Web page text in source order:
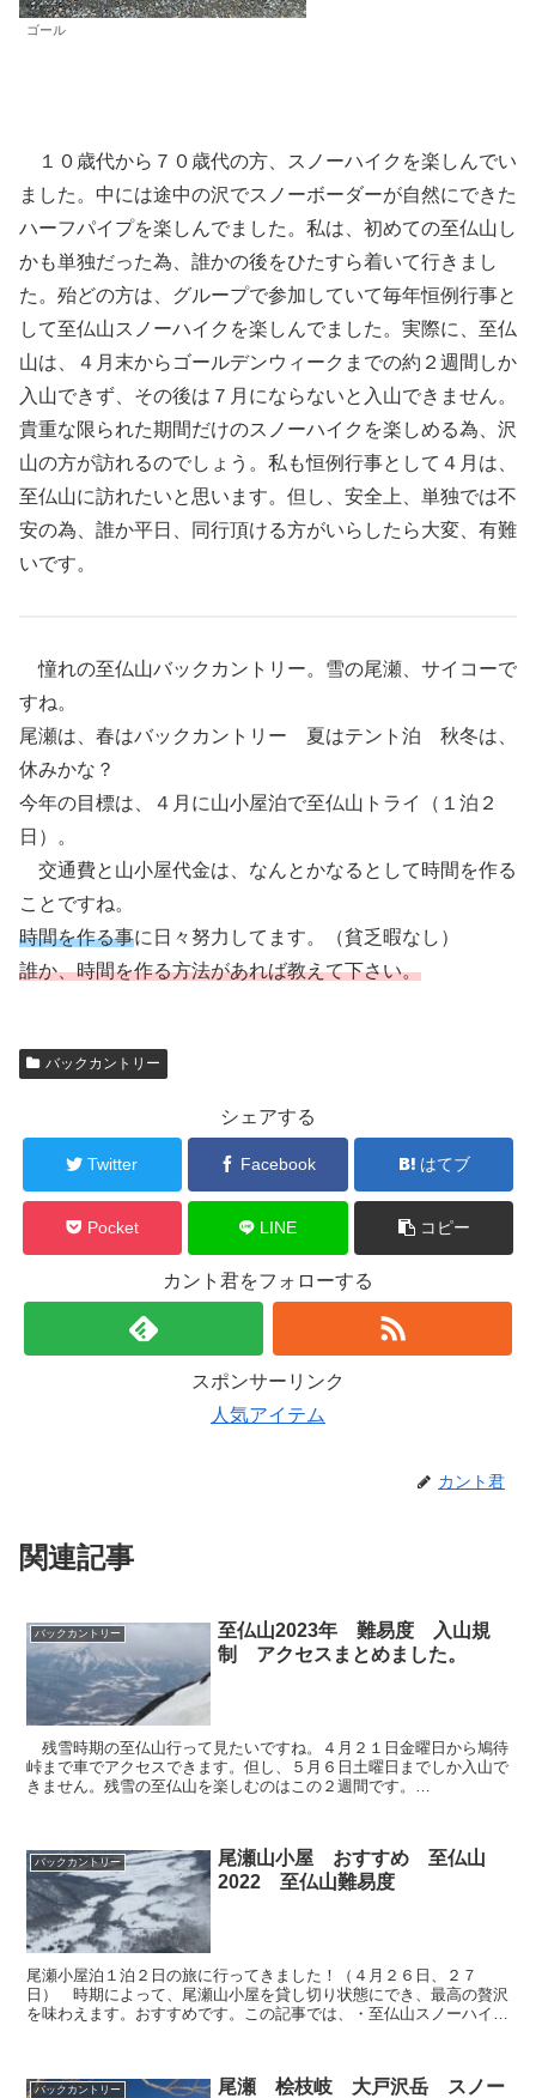
ゴール
１０歳代から７０歳代の方、スノーハイクを楽しんでい
ました。中には途中の沢でスノーボーダーが自然にできた
ハーフパイプを楽しんでました。私は、初めての至仏山し
かも単独だった為、誰かの後をひたすら着いて行きまし
た。殆どの方は、グループで参加していて毎年恒例行事と
して至仏山スノーハイクを楽しんでました。実際に、至仏
山は、４月末からゴールデンウィークまでの約２週間しか
入山できず、その後は７月にならないと入山できません。
貴重な限られた期間だけのスノーハイクを楽しめる為、沢
山の方が訪れるのでしょう。私も恒例行事として４月は、
至仏山に訪れたいと思います。但し、安全上、単独では不
安の為、誰か平日、同行頂ける方がいらしたら大変、有難
いです。
憧れの至仏山バックカントリー。雪の尾瀬、サイコーで
すね。
尾瀬は、春はバックカントリー 夏はテント泊 秋冬は、
休みかな？
今年の目標は、４月に山小屋泊で至仏山トライ（１泊２
日）。
交通費と山小屋代金は、なんとかなるとして時間を作る
ことですね。
時間を作る事に日々努力してます。（貧乏暇なし）
誰か、時間を作る方法があれば教えて下さい。
バックカントリー
シェアする
Twitter Facebook はてブ
Pocket LINE コピー
カント君をフォローする
スポンサーリンク
人気アイテム
カント君
関連記事
バックカントリー
至仏山2023年 難易度 入山規
制 アクセスまとめました。
残雪時期の至仏山行って見たいですね。４月２１日金曜日から鳩待
峠まで車でアクセスできます。但し、５月６日土曜日までしか入山で
きません。残雪の至仏山を楽しむのはこの２週間です。
バックカントリー
尾瀬山小屋 おすすめ 至仏山
2022 至仏山難易度
尾瀬小屋泊１泊２日の旅に行ってきました！（４月２６日、２７
日） 時期によって、尾瀬山小屋を貸し切り状態にでき、最高の贅沢
を味わえます。おすすめです。この記事では、・至仏山スノーハイク
バックカントリー
尾瀬 桧枝岐 大戸沢岳 スノー